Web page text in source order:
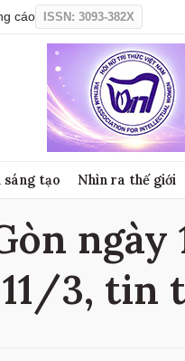
cáo ISSN: 3093-382X
sáng tạo Nhìn ra thế giới
3, tin